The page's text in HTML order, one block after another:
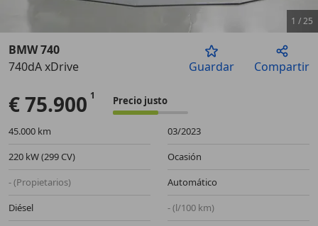
Anterior
1 /25
BMW 740
740dA xDrive
Guardar Compartir
€ 75.900 Precio justo
45.000 km
03/2023
220 kW (299 CV)
Ocasión
- (Propietarios)
Automático
Diésel
- (l/100 km)